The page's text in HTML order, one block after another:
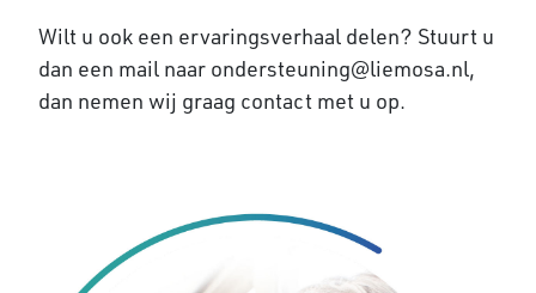
Wilt u ook een ervaringsverhaal delen? Stuurt u
dan een mail naar ondersteuning@liemosa.nl,
dan nemen wij graag contact met u op.